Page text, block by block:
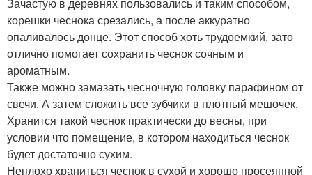
Зачастую в деревнях пользовались и таким способом,
корешки чеснока срезались, а после аккуратно
опаливалось донце. Этот способ хоть трудоемкий, зато
отлично помогает сохранить чеснок сочным и
ароматным.
Также можно замазать чесночную головку парафином от
свечи. А затем сложить все зубчики в плотный мешочек.
Хранится такой чеснок практически до весны, при
условии что помещение, в котором находиться чеснок
будет достаточно сухим.
Неплохо храниться чеснок в сухой и хорошо просеянной